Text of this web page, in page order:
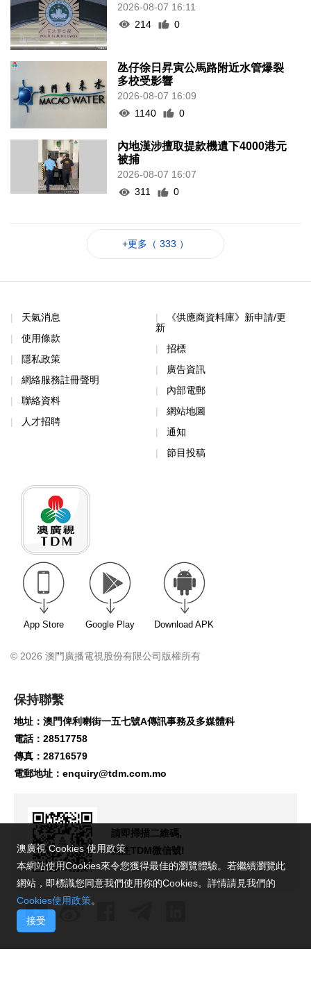
2026-08-07 16:11
214
0
氹仔徐日昇寅公馬路附近水管爆裂
多校受影響
2026-08-07 16:09
1140
0
內地漢涉擅取提款機遺下4000港元
被捕
2026-08-07 16:07
311
0
+更多（ 333 ）
天氣消息
使用條款
隱私政策
網絡服務註冊聲明
聯絡資料
人才招聘
《供應商資料庫》新申請/更
新
招標
廣告資訊
內部電郵
網站地圖
通知
節目投稿
App Store Google Play Download APK
© 2026 澳門廣播電視股份有限公司版權所有
保持聯繫
地址：澳門俾利喇街一五七號A傳訊事務及多媒體科
電話：28517758
傳真：28716579
電郵地址： enquiry@tdm.com.mo
請即掃描二維碼,
關注TDM微信號!
澳廣視 Cookies 使用政策
本網站使用Cookies來令您獲得最佳的瀏覽體驗。若繼續瀏覽此
網站，即標識您同意我們使用你的Cookies。詳情請見我們的
Cookies使用政策。
接受